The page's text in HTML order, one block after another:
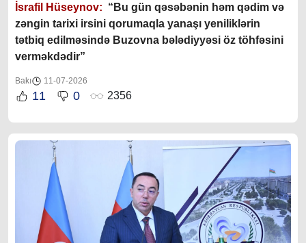
İsrafil Hüseynov: “Bu gün qəsəbənin həm qədim və
zəngin tarixi irsini qorumaqla yanaşı yeniliklərin
tətbiq edilməsində Buzovna bələdiyyəsi öz töhfəsini
verməkdədir”
Bakı 11-07-2026
11 0 2356